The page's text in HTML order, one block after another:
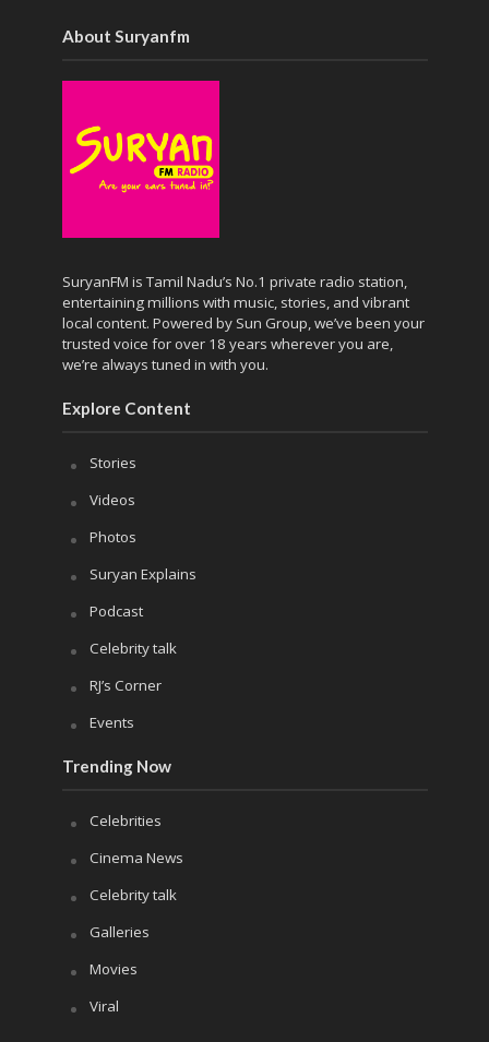
About Suryanfm
SuryanFM is Tamil Nadu’s No.1 private radio station,
entertaining millions with music, stories, and vibrant
local content. Powered by Sun Group, we’ve been your
trusted voice for over 18 years wherever you are,
we’re always tuned in with you.
Explore Content
Stories
Videos
Photos
Suryan Explains
Podcast
Celebrity talk
RJ’s Corner
Events
Trending Now
Celebrities
Cinema News
Celebrity talk
Galleries
Movies
Viral